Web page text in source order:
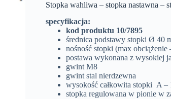
Stopka wahliwa – stopka nastawna –
specyfikacja:
kod produktu 10/7895
średnica podstawy stopki Ø 40
nośność stopki (max obciążenie
postawa wykonana z wysokiej
gwint M8
gwint stal nierdzewna
wysokość całkowita stopki A –
stopka regulowana w pionie w